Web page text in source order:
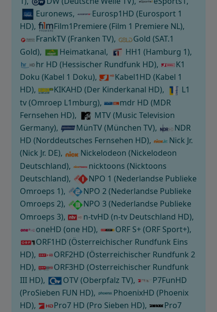
Euronews,
Eurosp1HD (Eurosport 1
HD),
Film1Premiere (Film 1 Premiere NL),
FrankTV (Franken TV),
Gold (SAT.1
Gold),
Heimatkanal,
HH1 (Hamburg 1),
hr HD (Hessischer Rundfunk HD),
K1
Doku (Kabel 1 Doku),
Kabel1HD (Kabel 1
HD),
KIKAHD (Der Kinderkanal HD),
L1
tv (Omroep L1mburg),
mdr HD (MDR
Fernsehen HD),
MTV (Music Television
Germany),
MünTV (München TV),
NDR
HD (Norddeutsches Fernsehen HD),
Nick Jr.
(Nick Jr. DE),
Nickelodeon (Nickelodeon
Deutschland),
nicktoons (Nicktoons
Deutschland),
NPO 1 (Nederlandse Publieke
Omroeps 1),
NPO 2 (Nederlandse Publieke
Omroeps 2),
NPO 3 (Nederlandse Publieke
Omroeps 3),
n-tvHD (n-tv Deutschland HD),
oneHD (one HD),
ORF S+ (ORF Sport+),
ORF1HD (Österreichischer Rundfunk Eins
HD),
ORF2HD (Österreichischer Rundfunk 2
HD),
ORF3HD (Osterreichischer Rundfunk
III HD),
OTV (Oberpfalz TV),
P7FunHD
(ProSieben FUN HD),
PhoenixHD (Phoenix
HD),
Pro7 HD (Pro Sieben HD),
Pro7